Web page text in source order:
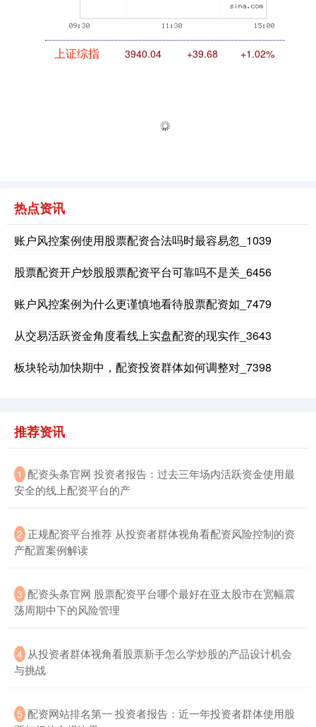
上证综指
深证成指
创业板指 3563.12 +47.56 +1.35%
热点资讯
账户风控案例使用股票配资合法吗时最容易忽_1039
股票配资开户炒股股票配资平台可靠吗不是关_6456
账户风控案例为什么更谨慎地看待股票配资如_7479
从交易活跃资金角度看线上实盘配资的现实作_3643
板块轮动加快期中，配资投资群体如何调整对_7398
推荐资讯
1 ​配资头条官网 投资者报告：过去三年场内活跃资金使用最
安全的线上配资平台的产
2 ​正规配资平台推荐 从投资者群体视角看配资风险控制的资
产配置案例解读
3 ​配资头条官网 股票配资平台哪个最好在亚太股市在宽幅震
荡周期中下的风险管理
4 ​从投资者群体视角看股票新手怎么学炒股的产品设计机会
与挑战
5 ​配资网站排名第一 投资者报告：近一年投资者群体使用股